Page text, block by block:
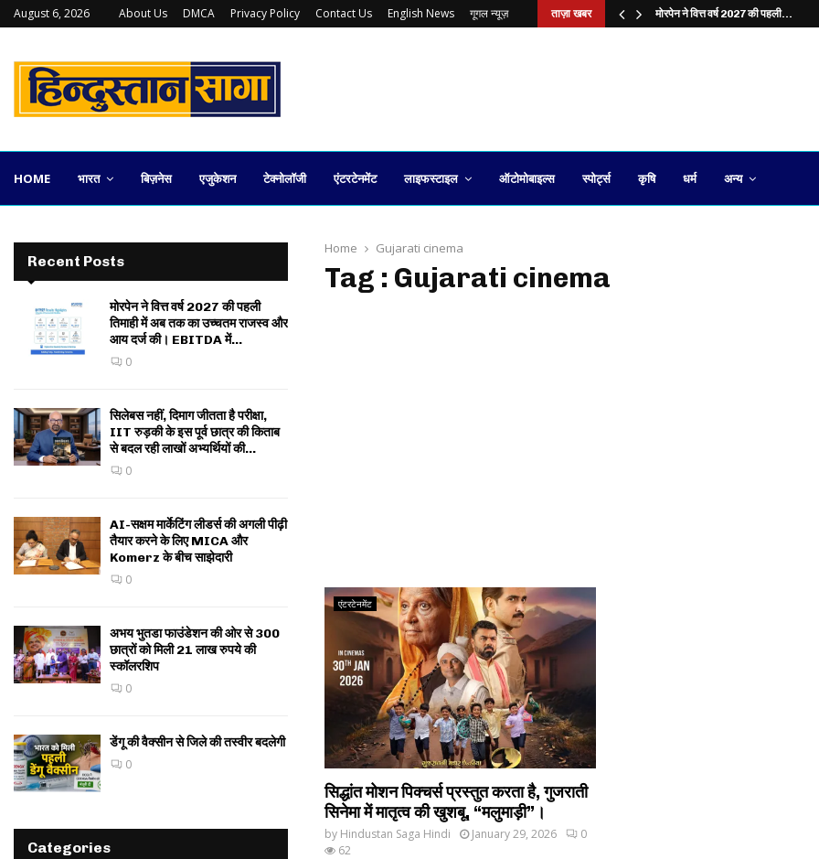
August 6, 2026 About Us DMCA Privacy Policy Contact Us English News गूगल न्यूज़ ताज़ा खबर
कलकत्ता स्टॉक एक्सचेंज की वापसी कितनी व्यावहारिक?… मोरपेन ने वित्त वर्ष 2027 की पहली…
HOME भारत बिज़नेस एजुकेशन टेक्नोलॉजी एंटरटेनमेंट लाइफस्टाइल ऑटोमोबाइल्स स्पोर्ट्स कृषि धर्म अन्य
Home Gujarati cinema
Tag : Gujarati cinema
एंटरटेनमेंट
सिद्धांत मोशन पिक्चर्स प्रस्तुत करता है, गुजराती
सिनेमा में मातृत्व की खुशबू, “मलुमाड़ी”।
by Hindustan Saga Hindi January 29, 2026
0
62
Recent Posts
मोरपेन ने वित्त वर्ष 2027 की पहली
तिमाही में अब तक का उच्चतम राजस्व और
आय दर्ज की। EBITDA में...
0
सिलेबस नहीं, दिमाग जीतता है परीक्षा,
IIT रुड़की के इस पूर्व छात्र की किताब
से बदल रही लाखों अभ्यर्थियों की...
0
AI-सक्षम मार्केटिंग लीडर्स की अगली पीढ़ी
तैयार करने के लिए MICA और
Komerz के बीच साझेदारी
0
अभय भुतडा फाउंडेशन की ओर से 300
छात्रों को मिली 21 लाख रुपये की
स्कॉलरशिप
0
डेंगू की वैक्सीन से जिले की तस्वीर बदलेगी
0
Categories